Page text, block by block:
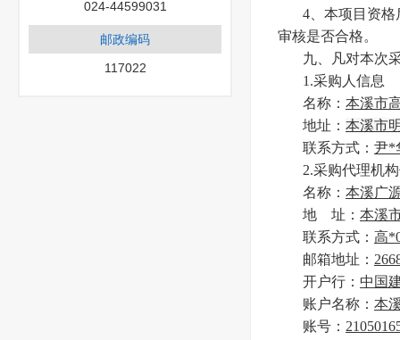
024-44599031
邮政编码
117022
4、本项目资
审核是否合格。
九、凡对本次
1.采购人信息
名称： 本溪市
地址： 本溪市
联系方式： 尹*
2.采购代理机
名称： 本溪广
地 址： 本溪
联系方式： 高
邮箱地址：
开户行： 中国
账户名称： 本
账号：